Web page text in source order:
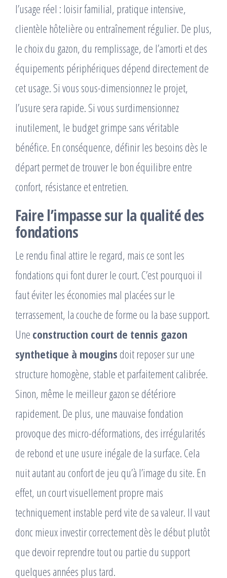
l’usage réel : loisir familial, pratique intensive,
clientèle hôtelière ou entraînement régulier. De plus,
le choix du gazon, du remplissage, de l’amorti et des
équipements périphériques dépend directement de
cet usage. Si vous sous-dimensionnez le projet,
l’usure sera rapide. Si vous surdimensionnez
inutilement, le budget grimpe sans véritable
bénéfice. En conséquence, définir les besoins dès le
départ permet de trouver le bon équilibre entre
confort, résistance et entretien.
Faire l’impasse sur la qualité des
fondations
Le rendu final attire le regard, mais ce sont les
fondations qui font durer le court. C’est pourquoi il
faut éviter les économies mal placées sur le
terrassement, la couche de forme ou la base support.
Une construction court de tennis gazon
synthetique à mougins doit reposer sur une
structure homogène, stable et parfaitement calibrée.
Sinon, même le meilleur gazon se détériore
rapidement. De plus, une mauvaise fondation
provoque des micro-déformations, des irrégularités
de rebond et une usure inégale de la surface. Cela
nuit autant au confort de jeu qu’à l’image du site. En
effet, un court visuellement propre mais
techniquement instable perd vite de sa valeur. Il vaut
donc mieux investir correctement dès le début plutôt
que devoir reprendre tout ou partie du support
quelques années plus tard.